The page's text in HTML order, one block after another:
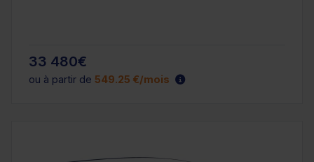
33 480€
ou à partir de 549.25 €/mois